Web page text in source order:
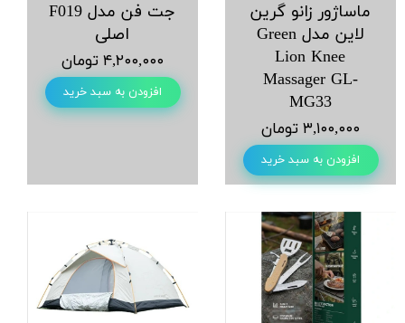
ماساژور زانو گرین
لاین مدل Green
Lion Knee
Massager GL-
MG33
۳,۱۰۰,۰۰۰ تومان
افزودن به سبد خرید
جت فن مدل F019
اصلی
۴,۲۰۰,۰۰۰ تومان
افزودن به سبد خرید